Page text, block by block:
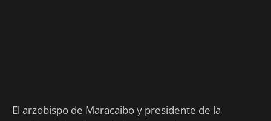
El arzobispo de Maracaibo y presidente de la